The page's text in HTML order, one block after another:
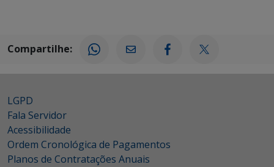
Compartilhe:
LGPD
Fala Servidor
Acessibilidade
Ordem Cronológica de Pagamentos
Planos de Contratações Anuais